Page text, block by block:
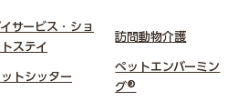
サービス・ショ
ステイ
​訪問動物介護
トシッター
ペットエンバーミン
グ®